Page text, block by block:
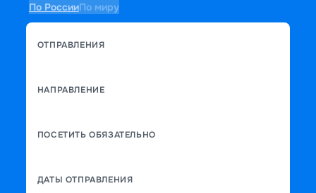
По РоссииПо миру
ОТПРАВЛЕНИЯ
НАПРАВЛЕНИЕ
ПОСЕТИТЬ ОБЯЗАТЕЛЬНО
ДАТЫ ОТПРАВЛЕНИЯ